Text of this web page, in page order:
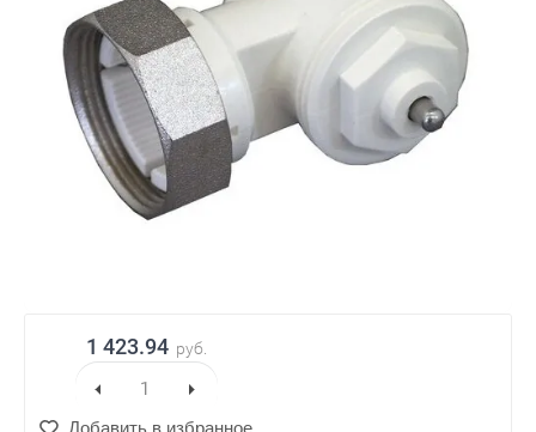
1 423.94 руб.